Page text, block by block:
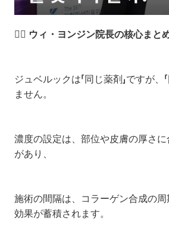
👨‍⚕️ ウィ・ヨンジン院長の核心まと
ジュベルックは「同じ薬剤」ですが、
ません。
濃度の設定は、部位や皮膚の厚さ
があり、
施術の間隔は、コラーゲン合成の
効果が蓄積されます。